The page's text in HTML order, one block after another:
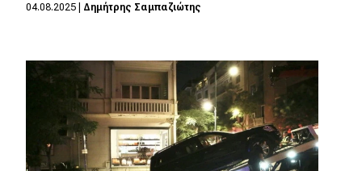
04.08.2025 Δημήτρης Σαμπαζιώτης